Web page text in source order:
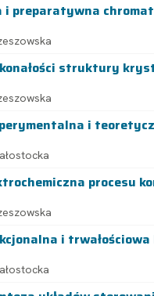
preparatywna
struktury
i
procesu
i